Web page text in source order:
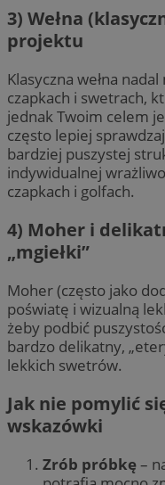
3) Wełna
projektu
Klasyczna wełna
czapkach i swetrach,
jednak Twoim celem
często lepiej
bardziej puszystej
indywidualnej
czapkach i golfach.
4) Moher i
„mgiełki”
Moher (często jako
poświatę i wizualną
żeby podbić
bardzo delikatny,
lekkich swetrów.
Jak nie pomylić
wskazówki
Zrób próbkę–